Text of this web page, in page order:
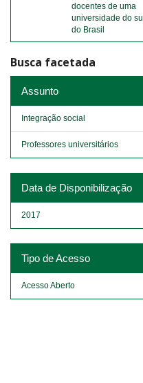
docentes de uma
universidade do sul
do Brasil
Busca facetada
Assunto
Integração social
Professores universitários
Data de Disponibilização
2017
Tipo de Acesso
Acesso Aberto